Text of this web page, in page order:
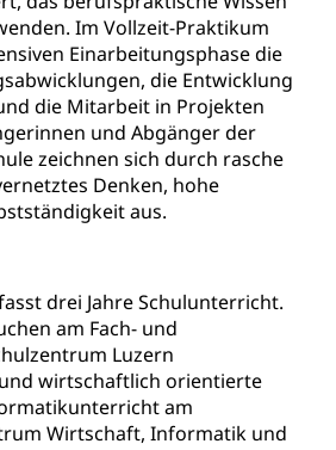
Im Vollzeit-Praktikum
Einarbeitungsphase die
die Entwicklung
die Mitarbeit in Projekten
und Abgänger der
zeichnen sich durch rasche
Denken, hohe
aus.
drei Jahre Schulunterricht.
am Fach- und
Luzern
wirtschaftlich orientierte
am
Wirtschaft, Informatik und
Vollzeitschulen mit BM
Schulpflicht
& Basisstufe
Musikschulen
Schuldienste
Schulliste
Schulen
Universität Luzern unilu
für Ausbildung
oder Studium Pflege FH
Stipendien (beruf.lu.ch)
Höhere Berufsbildung
Pädagogische
PHLU
Luzern hslu
Studium,
Universitätsstudium,
akademische Ausbildung,
universitäre
Master, Doktorat,
Entwicklung,
Luzern,
HSLU,
Luzern, PH Luzern, UniLU,
der Schweizer
Luzern
Hochschulbildung
Krippe, Kinderhort,
Tagesmutter,
Jahr